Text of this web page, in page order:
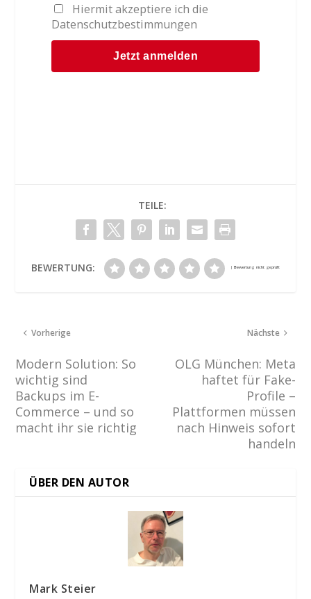
Hiermit akzeptiere ich die
Datenschutzbestimmungen
TEILE:
BEWERTUNG:
Vorherige
Modern Solution: So
wichtig sind
Backups im E-
Commerce – und so
macht ihr sie richtig
Nächste
OLG München: Meta
haftet für Fake-
Profile –
Plattformen müssen
nach Hinweis sofort
handeln
ÜBER DEN AUTOR
Mark Steier